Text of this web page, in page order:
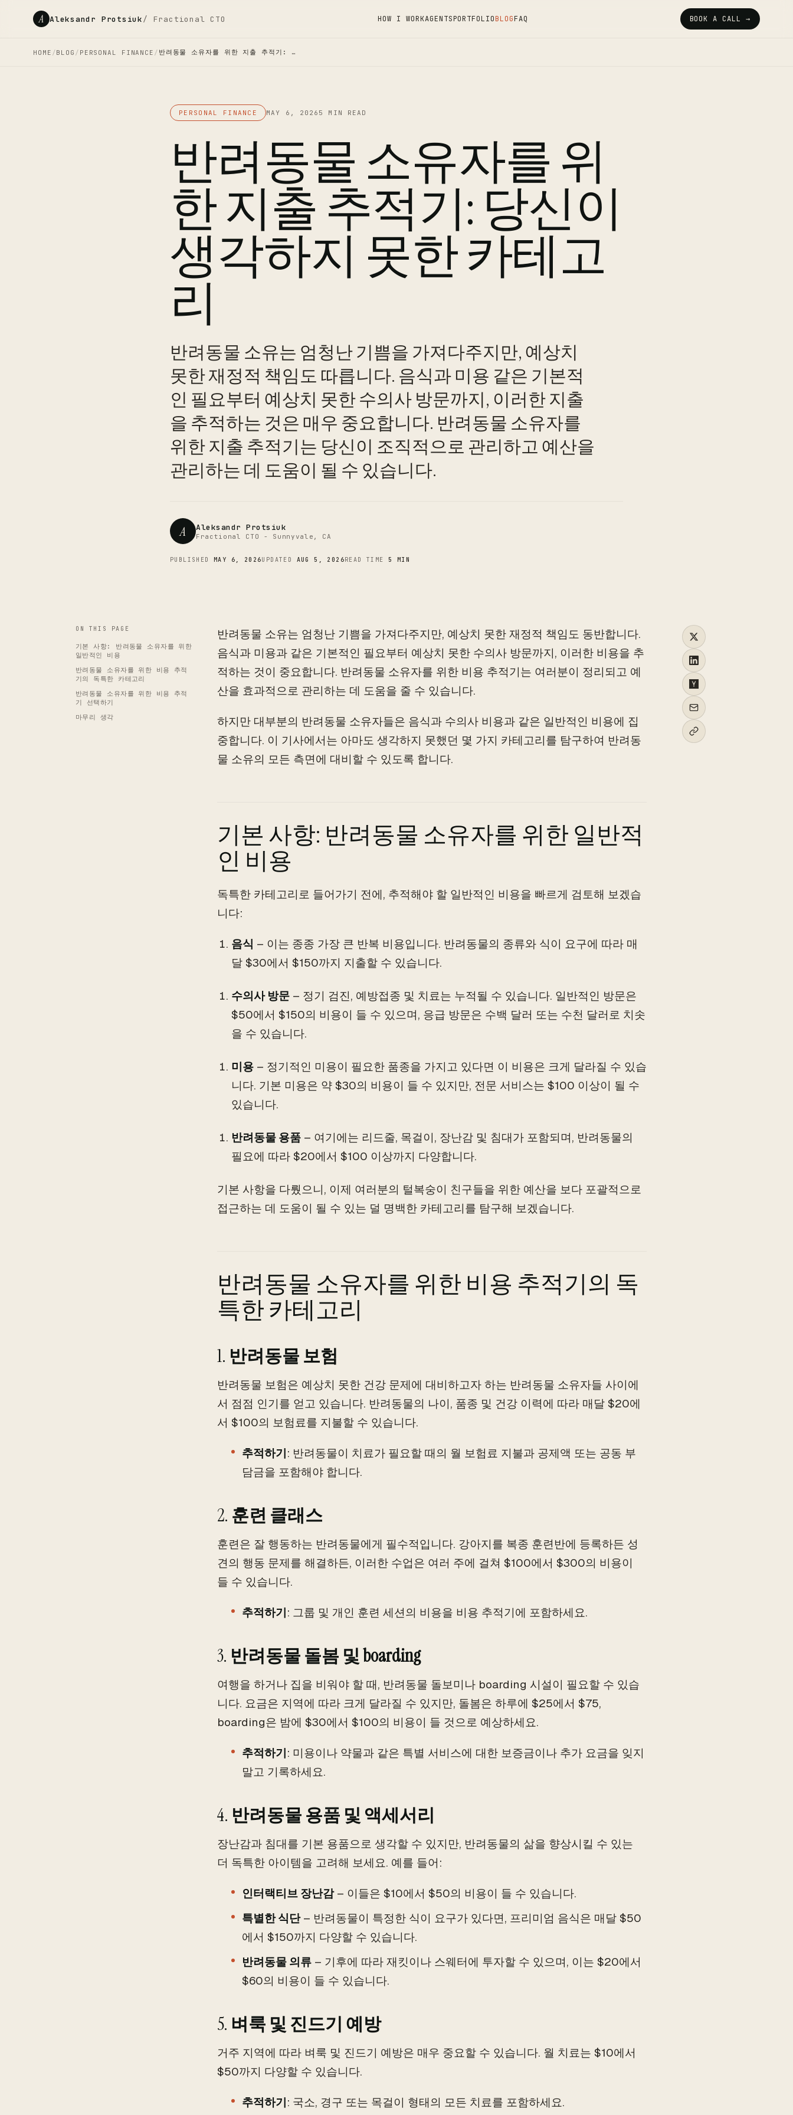
A Aleksandr Protsiuk/ Fractional CTO HOW I WORKAGENTSPORTFOLIOBLOGFAQ BOOK A CALL →
HOME /BLOG / PERSONAL FINANCE / 반려동물 소유자를 위한 지출 추적기: …
PERSONAL FINANCE MAY 6, 2026 5 MIN READ
반려동물 소유자를 위
한 지출 추적기: 당신이
생각하지 못한 카테고
리
반려동물 소유는 엄청난 기쁨을 가져다주지만, 예상치
못한 재정적 책임도 따릅니다. 음식과 미용 같은 기본적
인 필요부터 예상치 못한 수의사 방문까지, 이러한 지출
을 추적하는 것은 매우 중요합니다. 반려동물 소유자를
위한 지출 추적기는 당신이 조직적으로 관리하고 예산을
관리하는 데 도움이 될 수 있습니다.
A Aleksandr Protsiuk
Fractional CTO - Sunnyvale, CA
PUBLISHED MAY 6, 2026UPDATED AUG 5, 2026READ TIME5 MIN
CTO
ON THIS PAGE
기본 사항: 반려동물 소유자를 위한
일반적인 비용
반려동물 소유자를 위한 비용 추적
기의 독특한 카테고리
반려동물 소유자를 위한 비용 추적
기 선택하기
마무리 생각
반려동물 소유는 엄청난 기쁨을 가져다주지만, 예상치 못한 재정적 책임도 동반합니다.
음식과 미용과 같은 기본적인 필요부터 예상치 못한 수의사 방문까지, 이러한 비용을 추
적하는 것이 중요합니다. 반려동물 소유자를 위한 비용 추적기는 여러분이 정리되고 예
산을 효과적으로 관리하는 데 도움을 줄 수 있습니다.
하지만 대부분의 반려동물 소유자들은 음식과 수의사 비용과 같은 일반적인 비용에 집
중합니다. 이 기사에서는 아마도 생각하지 못했던 몇 가지 카테고리를 탐구하여 반려동
물 소유의 모든 측면에 대비할 수 있도록 합니다.
기본 사항: 반려동물 소유자를 위한 일반적
인 비용
독특한 카테고리로 들어가기 전에, 추적해야 할 일반적인 비용을 빠르게 검토해 보겠습
니다:
음식 – 이는 종종 가장 큰 반복 비용입니다. 반려동물의 종류와 식이 요구에 따라 매
달 $30에서 $150까지 지출할 수 있습니다.
수의사 방문 – 정기 검진, 예방접종 및 치료는 누적될 수 있습니다. 일반적인 방문은
$50에서 $150의 비용이 들 수 있으며, 응급 방문은 수백 달러 또는 수천 달러로 치솟
을 수 있습니다.
미용 – 정기적인 미용이 필요한 품종을 가지고 있다면 이 비용은 크게 달라질 수 있습
니다. 기본 미용은 약 $30의 비용이 들 수 있지만, 전문 서비스는 $100 이상이 될 수
있습니다.
반려동물 용품 – 여기에는 리드줄, 목걸이, 장난감 및 침대가 포함되며, 반려동물의
필요에 따라 $20에서 $100 이상까지 다양합니다.
기본 사항을 다뤘으니, 이제 여러분의 털복숭이 친구들을 위한 예산을 보다 포괄적으로
접근하는 데 도움이 될 수 있는 덜 명백한 카테고리를 탐구해 보겠습니다.
반려동물 소유자를 위한 비용 추적기의 독
특한 카테고리
1. 반려동물 보험
반려동물 보험은 예상치 못한 건강 문제에 대비하고자 하는 반려동물 소유자들 사이에
서 점점 인기를 얻고 있습니다. 반려동물의 나이, 품종 및 건강 이력에 따라 매달 $20에
서 $100의 보험료를 지불할 수 있습니다.
추적하기: 반려동물이 치료가 필요할 때의 월 보험료 지불과 공제액 또는 공동 부
담금을 포함해야 합니다.
2. 훈련 클래스
훈련은 잘 행동하는 반려동물에게 필수적입니다. 강아지를 복종 훈련반에 등록하든 성
견의 행동 문제를 해결하든, 이러한 수업은 여러 주에 걸쳐 $100에서 $300의 비용이
들 수 있습니다.
추적하기: 그룹 및 개인 훈련 세션의 비용을 비용 추적기에 포함하세요.
3. 반려동물 돌봄 및 boarding
여행을 하거나 집을 비워야 할 때, 반려동물 돌보미나 boarding 시설이 필요할 수 있습
니다. 요금은 지역에 따라 크게 달라질 수 있지만, 돌봄은 하루에 $25에서 $75,
boarding은 밤에 $30에서 $100의 비용이 들 것으로 예상하세요.
추적하기: 미용이나 약물과 같은 특별 서비스에 대한 보증금이나 추가 요금을 잊지
말고 기록하세요.
4. 반려동물 용품 및 액세서리
장난감과 침대를 기본 용품으로 생각할 수 있지만, 반려동물의 삶을 향상시킬 수 있는
더 독특한 아이템을 고려해 보세요. 예를 들어:
인터랙티브 장난감– 이들은 $10에서 $50의 비용이 들 수 있습니다.
특별한 식단– 반려동물이 특정한 식이 요구가 있다면, 프리미엄 음식은 매달 $50
에서 $150까지 다양할 수 있습니다.
반려동물 의류 – 기후에 따라 재킷이나 스웨터에 투자할 수 있으며, 이는 $20에서
$60의 비용이 들 수 있습니다.
5. 벼룩 및 진드기 예방
거주 지역에 따라 벼룩 및 진드기 예방은 매우 중요할 수 있습니다. 월 치료는 $10에서
$50까지 다양할 수 있습니다.
추적하기: 국소, 경구 또는 목걸이 형태의 모든 치료를 포함하세요.